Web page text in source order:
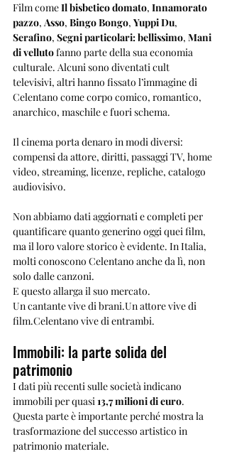
Film come Il bisbetico domato, Innamorato
pazzo, Asso, Bingo Bongo, Yuppi Du,
Serafino, Segni particolari: bellissimo, Mani
di velluto fanno parte della sua economia
culturale. Alcuni sono diventati cult
televisivi, altri hanno fissato l’immagine di
Celentano come corpo comico, romantico,
anarchico, maschile e fuori schema.
Il cinema porta denaro in modi diversi:
compensi da attore, diritti, passaggi TV, home
video, streaming, licenze, repliche, catalogo
audiovisivo.
Non abbiamo dati aggiornati e completi per
quantificare quanto generino oggi quei film,
ma il loro valore storico è evidente. In Italia,
molti conoscono Celentano anche da lì, non
solo dalle canzoni.
E questo allarga il suo mercato.
Un cantante vive di brani.Un attore vive di
film.Celentano vive di entrambi.
Immobili: la parte solida del
patrimonio
I dati più recenti sulle società indicano
immobili per quasi 13,7 milioni di euro.
Questa parte è importante perché mostra la
trasformazione del successo artistico in
patrimonio materiale.